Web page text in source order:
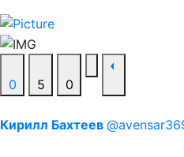
0 5 0
Кирилл Бахтеев